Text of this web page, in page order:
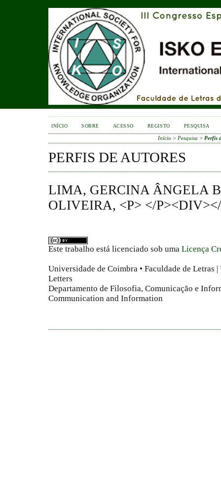
INÍCIO SOBRE ACESSO REGISTO PESQUISA
Início > Pesquisa > Perfis
PERFIS DE AUTORES
LIMA, GERCINA ÂNGELA
OLIVEIRA, <P> </
Este trabalho está licenciado sob uma Licença
Universidade de Coimbra • Faculdade de
Letters
Departamento de Filosofia, Comunicação e
Communication and Information